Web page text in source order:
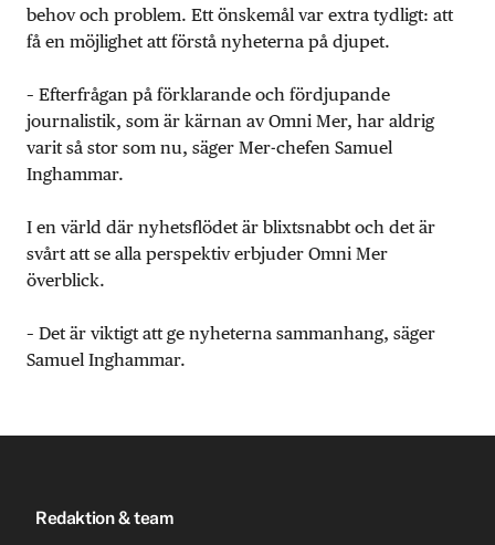
behov och problem. Ett önskemål var extra tydligt: att
få en möjlighet att förstå nyheterna på djupet.
– Efterfrågan på förklarande och fördjupande
journalistik, som är kärnan av Omni Mer, har aldrig
varit så stor som nu, säger Mer-chefen Samuel
Inghammar.
I en värld där nyhetsflödet är blixtsnabbt och det är
svårt att se alla perspektiv erbjuder Omni Mer
överblick.
– Det är viktigt att ge nyheterna sammanhang, säger
Samuel Inghammar.
Redaktion & team